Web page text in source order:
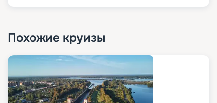
Похожие круизы